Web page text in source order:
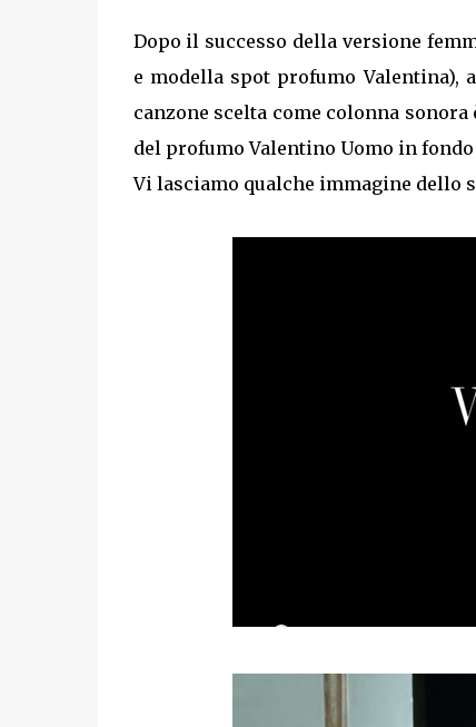
Dopo il successo della versione
e modella spot profumo Valentina),
canzone scelta come colonna
del profumo Valentino Uomo in
Vi lasciamo qualche immagine dello